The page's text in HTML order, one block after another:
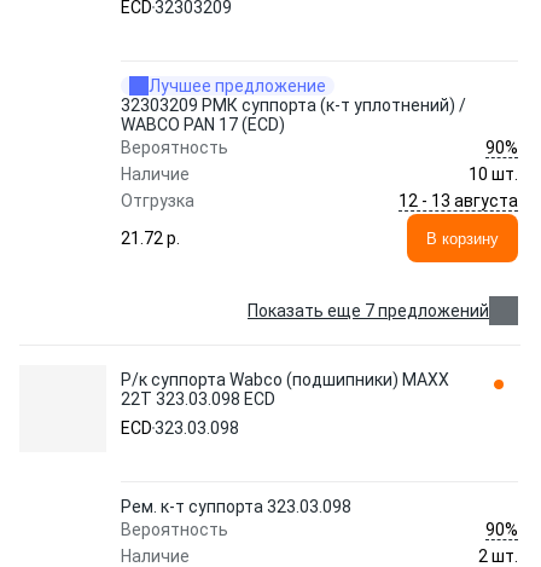
ECD32303209
Лучшее предложение
32303209 РМК суппорта (к-т уплотнений) /
WABCO PAN 17 (ECD)
Вероятность
90%
Наличие
10 шт.
Отгрузка
12 - 13 августа
21.72 p.
В корзину
Показать еще 7 предложений
Р/к суппорта Wabco (подшипники) MAXX
22T 323.03.098 ECD
ECD323.03.098
Рем. к-т суппорта 323.03.098
Вероятность
90%
Наличие
2 шт.